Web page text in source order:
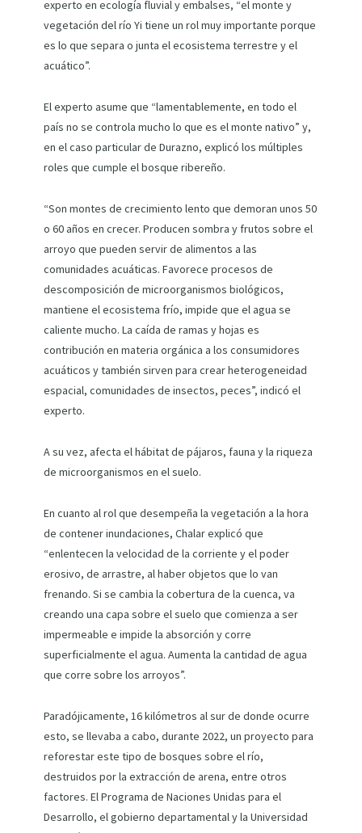
experto en ecología fluvial y embalses, “el monte y
vegetación del río Yi tiene un rol muy importante porque
es lo que separa o junta el ecosistema terrestre y el
acuático”.
El experto asume que “lamentablemente, en todo el
país no se controla mucho lo que es el monte nativo” y,
en el caso particular de Durazno, explicó los múltiples
roles que cumple el bosque ribereño.
“Son montes de crecimiento lento que demoran unos 50
o 60 años en crecer. Producen sombra y frutos sobre el
arroyo que pueden servir de alimentos a las
comunidades acuáticas. Favorece procesos de
descomposición de microorganismos biológicos,
mantiene el ecosistema frío, impide que el agua se
caliente mucho. La caída de ramas y hojas es
contribución en materia orgánica a los consumidores
acuáticos y también sirven para crear heterogeneidad
espacial, comunidades de insectos, peces”, indicó el
experto.
A su vez, afecta el hábitat de pájaros, fauna y la riqueza
de microorganismos en el suelo.
En cuanto al rol que desempeña la vegetación a la hora
de contener inundaciones, Chalar explicó que
“enlentecen la velocidad de la corriente y el poder
erosivo, de arrastre, al haber objetos que lo van
frenando. Si se cambia la cobertura de la cuenca, va
creando una capa sobre el suelo que comienza a ser
impermeable e impide la absorción y corre
superficialmente el agua. Aumenta la cantidad de agua
que corre sobre los arroyos”.
Paradójicamente, 16 kilómetros al sur de donde ocurre
esto, se llevaba a cabo, durante 2022, un proyecto para
reforestar este tipo de bosques sobre el río,
destruidos por la extracción de arena, entre otros
factores. El Programa de Naciones Unidas para el
Desarrollo, el gobierno departamental y la Universidad